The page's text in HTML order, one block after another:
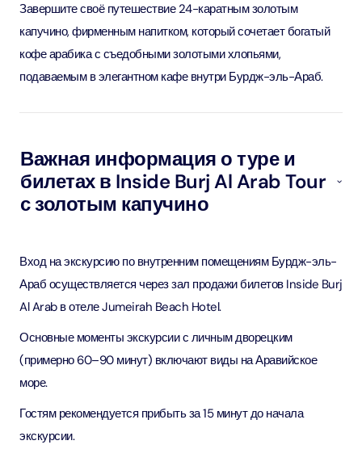
Завершите своё путешествие 24-каратным золотым
капучино, фирменным напитком, который сочетает богатый
кофе арабика с съедобными золотыми хлопьями,
подаваемым в элегантном кафе внутри Бурдж-эль-Араб.
Важная информация о туре и
билетах в Inside Burj Al Arab Tour
с золотым капучино
Вход на экскурсию по внутренним помещениям Бурдж-эль-
Араб осуществляется через зал продажи билетов Inside Burj
Al Arab в отеле Jumeirah Beach Hotel.
Основные моменты экскурсии с личным дворецким
(примерно 60–90 минут) включают виды на Аравийское
море.
Гостям рекомендуется прибыть за 15 минут до начала
экскурсии.